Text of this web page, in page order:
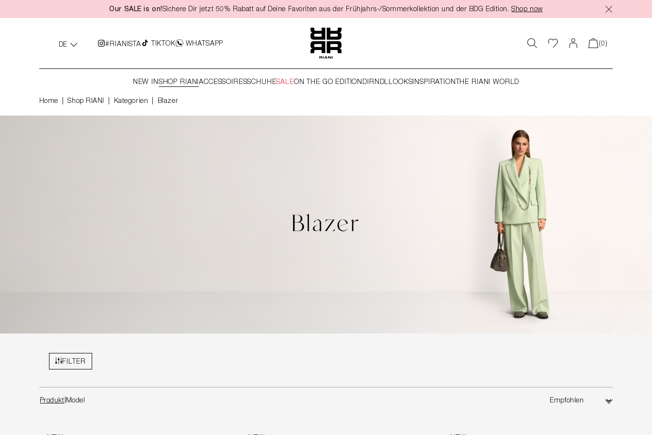
Zur Hauptnavigation springen
Our SALE is on!Sichere Dir jetzt 50% Rabatt auf Deine Favoriten aus der Frühjahrs-/Sommerkollektion und der BDG Edition. Shop now
DE #RIANISTA TIKTOK WHATSAPP (0)
NEW INSHOP RIANIACCESSOIRESSCHUHESALEON THE GO EDITION DIRNDLLOOKSINSPIRATION THE RIANI WORLD
Home Shop RIANI Kategorien Blazer
Blazer
FILTER
Produkt Model